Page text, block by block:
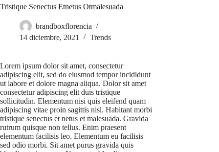
Tristique Senectus Etnetus Otmalesuada
brandboxflorencia
14 diciembre, 2021
Trends
Lorem ipsum dolor sit amet, consectetur
adipiscing elit, sed do eiusmod tempor incididunt
ut labore et dolore magna aliqua. Dolor sit amet
consectetur adipiscing elit duis tristique
sollicitudin. Elementum nisi quis eleifend quam
adipiscing vitae proin sagittis nisl. Habitant morbi
tristique senectus et netus et malesuada. Gravida
rutrum quisque non tellus. Enim praesent
elementum facilisis leo. Elementum eu facilisis
sed odio morbi. Sit amet purus gravida quis